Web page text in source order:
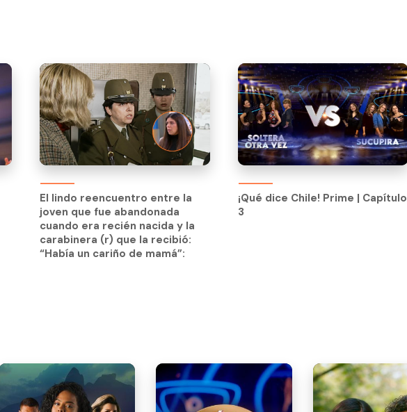
El lindo reencuentro entre la
joven que fue abandonada
cuando era recién nacida y la
carabinera (r) que la recibió:
“Había un cariño de mamá”:
El lindo reencuentro entre la
joven que fue abandonada
cuando era recién nacida y la
carabinera (r) que la recibió:
“Había un cariño de mamá”:
¡Qué dice Chile! Prime | Capítulo
3
¡Qué dice Chile! Prime | Capítulo
3